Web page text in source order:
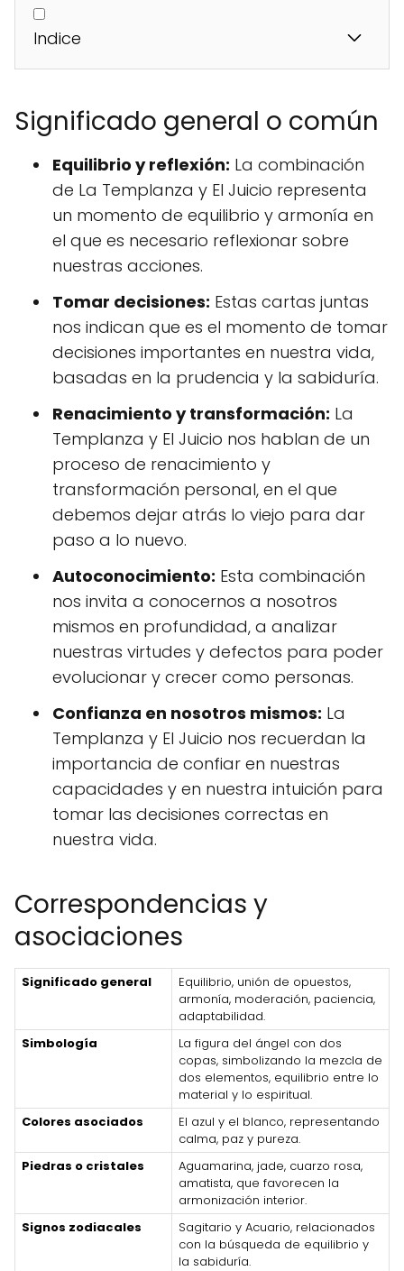
Indice
Significado general o común
Equilibrio y reflexión: La combinación
de La Templanza y El Juicio representa
un momento de equilibrio y armonía en
el que es necesario reflexionar sobre
nuestras acciones.
Tomar decisiones: Estas cartas juntas
nos indican que es el momento de tomar
decisiones importantes en nuestra vida,
basadas en la prudencia y la sabiduría.
Renacimiento y transformación: La
Templanza y El Juicio nos hablan de un
proceso de renacimiento y
transformación personal, en el que
debemos dejar atrás lo viejo para dar
paso a lo nuevo.
Autoconocimiento: Esta combinación
nos invita a conocernos a nosotros
mismos en profundidad, a analizar
nuestras virtudes y defectos para poder
evolucionar y crecer como personas.
Confianza en nosotros mismos: La
Templanza y El Juicio nos recuerdan la
importancia de confiar en nuestras
capacidades y en nuestra intuición para
tomar las decisiones correctas en
nuestra vida.
Correspondencias y
asociaciones
Significado general
Equilibrio, unión de opuestos,
armonía, moderación, paciencia,
adaptabilidad.
Simbología
La figura del ángel con dos
copas, simbolizando la mezcla de
dos elementos, equilibrio entre lo
material y lo espiritual.
Colores asociados
El azul y el blanco, representando
calma, paz y pureza.
Piedras o cristales
Aguamarina, jade, cuarzo rosa,
amatista, que favorecen la
armonización interior.
Signos zodiacales
Sagitario y Acuario, relacionados
con la búsqueda de equilibrio y
la sabiduría.